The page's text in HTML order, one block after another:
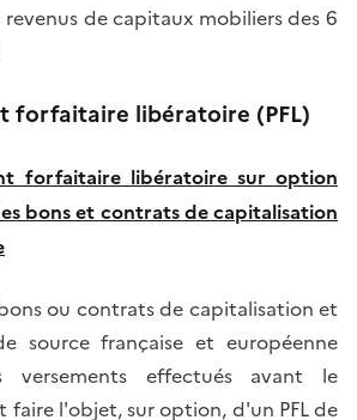
de capitaux mobiliers des 6
forfaitaire libératoire (PFL)
forfaitaire libératoire sur option
bons et contrats de capitalisation
ou contrats de capitalisation et
source française et européenne
versements effectués avant le
faire l'objet, sur option, d'un PFL de